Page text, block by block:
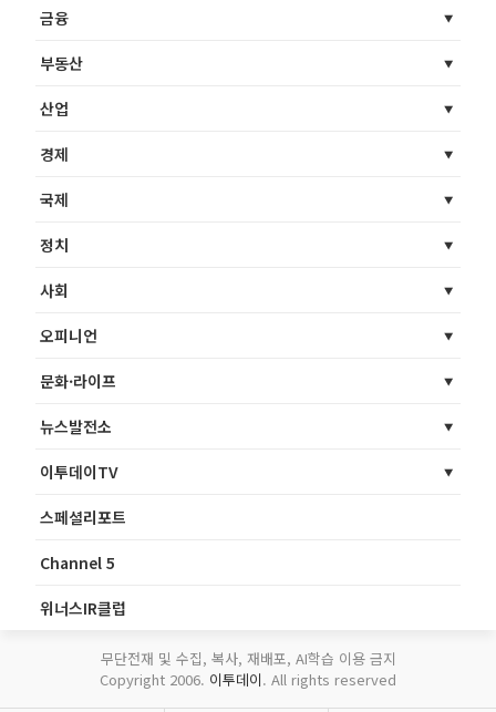
금융
부동산
산업
경제
국제
정치
사회
오피니언
문화·라이프
뉴스발전소
이투데이TV
스페셜리포트
Channel 5
위너스IR클럽
무단전재 및 수집, 복사, 재배포, AI학습 이용 금지
Copyright 2006. 이투데이. All rights reserved